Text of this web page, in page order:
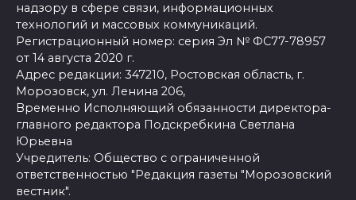
надзору в сфере связи, информационных
технологий и массовых коммуникаций.
Регистрационный номер: серия Эл № ФС77-78957
от 14 августа 2020 г.
Адрес редакции: 347210, Ростовская область, г.
Морозовск, ул. Ленина 206,
Временно Исполняющий обязанности директора-
главного редактора Подскребкина Светлана
Юрьевна
Учредитель: Общество с ограниченной
ответственностью "Редакция газеты "Морозовский
вестник".